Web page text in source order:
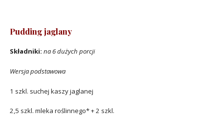
Pudding jaglany
Składniki: na 6 dużych porcji
Wersja podstawowa
1 szkl. suchej kaszy jaglanej
2,5 szkl. mleka roślinnego* + 2 szkl.